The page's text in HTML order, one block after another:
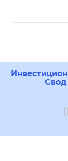
Свод